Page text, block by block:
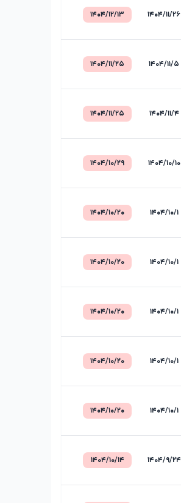
۱۴۰۴/۱۱/۲۶ ۱۴۰۴/۱۲/۱۳
۱۴۰۴/۱۱/۵ ۱۴۰۴/۱۱/۲۵
۱۴۰۴/۱۱/۴ ۱۴۰۴/۱۱/۲۵
۱۴۰۴/۱۰/۱۰ ۱۴۰۴/۱۰/۲۹
۱۴۰۴/۱۰/۱ ۱۴۰۴/۱۰/۲۰
۱۴۰۴/۱۰/۱ ۱۴۰۴/۱۰/۲۰
۱۴۰۴/۱۰/۱ ۱۴۰۴/۱۰/۲۰
۱۴۰۴/۱۰/۱ ۱۴۰۴/۱۰/۲۰
۱۴۰۴/۱۰/۱ ۱۴۰۴/۱۰/۲۰
۱۴۰۴/۹/۲۴ ۱۴۰۴/۱۰/۱۴